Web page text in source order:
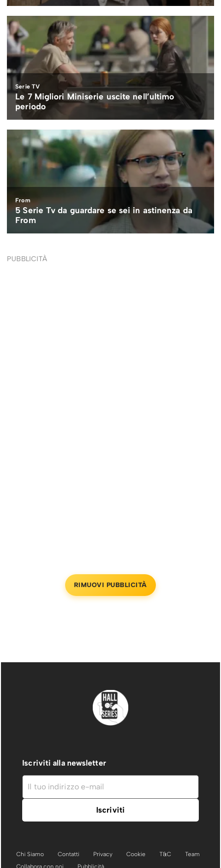
PUBBLICITÀ
RIMUOVI PUBBLICITÀ
Iscriviti alla newsletter
Chi Siamo Contatti Privacy Cookie T&C
Team
Collabora con noi
Pubblicità